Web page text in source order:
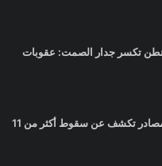
تكسر جدار الصمت: عقوبات
مجزرة في الجنوب: مصادر تكشف عن سقوط أكثر من 11